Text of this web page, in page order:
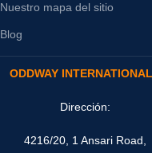
Nuestro mapa del sitio
Blog
ODDWAY
Dirección:
4216/20, 1 Ansari Road,